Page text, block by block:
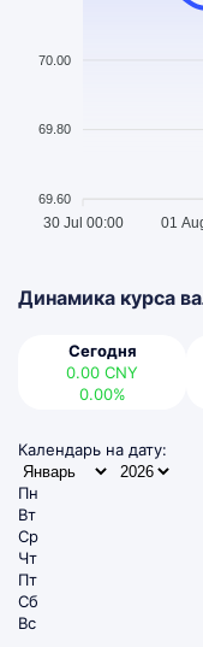
70.00
69.80
69.60
30 Jul 00:00 01
Динамика курса
Сегодня
0.00 CNY
0.00%
Календарь на дату:
Пн
Вт
Ср
Чт
Пт
Сб
Вс